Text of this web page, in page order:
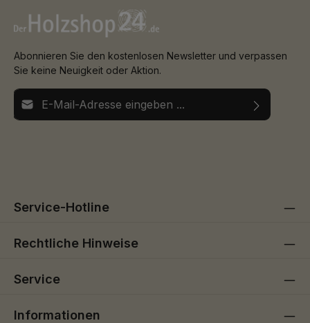
Abonnieren Sie den kostenlosen Newsletter und verpassen
Sie keine Neuigkeit oder Aktion.
E-Mail-Adresse*
Service-Hotline
Rechtliche Hinweise
Service
Informationen